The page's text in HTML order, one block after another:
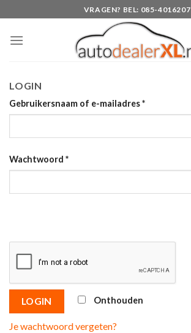
to
content
VRAGEN? BEL: 085-4016207
LOGIN
Gebruikersnaam of e-mailadres*
Wachtwoord *
LOGIN Onthouden
Je wachtwoord vergeten?